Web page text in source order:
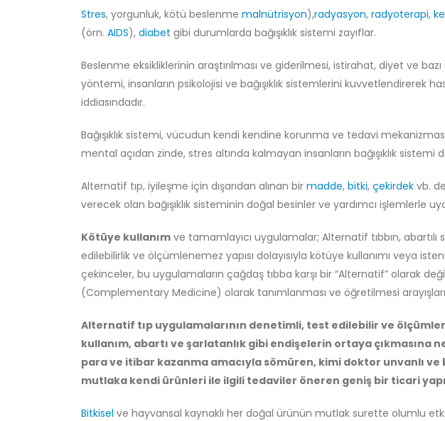
Stres, yorgunluk, kötü beslenme malnütrisyon),radyasyon, radyoterapi,
(örn. AIDS), diabet gibi durumlarda bağışıklık sistemi zayıflar.
Beslenme eksikliklerinin araştırılması ve giderilmesi, istirahat, diyet ve
yöntemi, insanların psikolojisi ve bağışıklık sistemlerini kuvvetlendirerek
iddiasındadır.
Bağışıklık sistemi, vücudun kendi kendine korunma ve tedavi
mental açıdan zinde, stres altında kalmayan insanların bağışıklık sistemi
Alternatif tıp, iyileşme için dışarıdan alınan bir madde, bitki, çekirdek vb.
verecek olan bağışıklık sisteminin doğal besinler ve yardımcı işlemlerle
Kötüye kullanım ve tamamlayıcı uygulamalar; Alternatif tıbbın, abartılı
edilebilirlik ve ölçümlenemez yapısı dolayısıyla kötüye kullanımı veya
çekinceler, bu uygulamaların çağdaş tıbba karşı bir “Alternatif” olarak
(Complementary Medicine) olarak tanımlanması ve öğretilmesi
Alternatif tıp uygulamalarının denetimli, test edilebilir ve
kullanım, abartı ve şarlatanlık gibi endişelerin ortaya çıkmasına
para ve itibar kazanma amacıyla sömüren, kimi doktor unvanlı
mutlaka kendi ürünleri ile ilgili tedaviler öneren geniş bir ticari
Bitkisel ve hayvansal kaynaklı her doğal ürünün mutlak surette olumlu